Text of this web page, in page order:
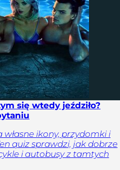
się wtedy jeździło?
ikony, przydomki i
quiz sprawdzi, jak dobrze
i autobusy z tamtych